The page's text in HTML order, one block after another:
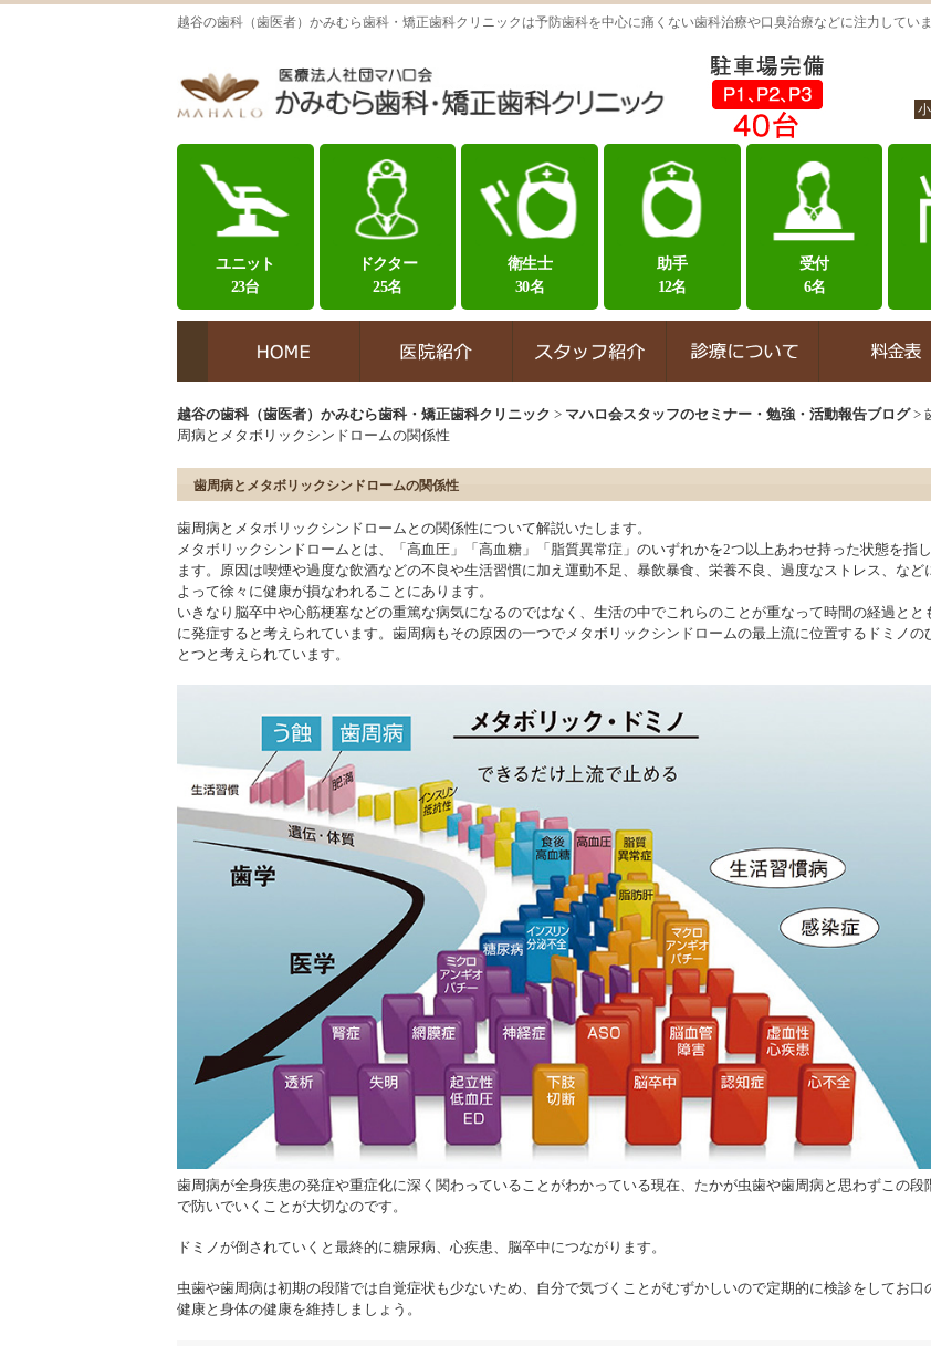
越谷の歯科（歯医者）かみむら歯科・矯正歯科クリニックは予防歯科を中心に痛くない歯科治療や口臭治療などに注力していま
小
ユニット
23台
ドクター
25名
衛生士
30名
助手
12名
受付
6名
越谷の歯科（歯医者）かみむら歯科・矯正歯科クリニック > マハロ会スタッフのセミナー・勉強・活動報告ブログ>
周病とメタボリックシンドロームの関係性
歯周病とメタボリックシンドロームの関係性
歯周病とメタボリックシンドロームとの関係性について解説いたします。
メタボリックシンドロームとは、「高血圧」「高血糖」「脂質異常症」のいずれかを2つ以上あわせ持った状態を指し
ます。原因は喫煙や過度な飲酒などの不良や生活習慣に加え運動不足、暴飲暴食、栄養不良、過度なストレス、など
よって徐々に健康が損なわれることにあります。
いきなり脳卒中や心筋梗塞などの重篤な病気になるのではなく、生活の中でこれらのことが重なって時間の経過とと
に発症すると考えられています。歯周病もその原因の一つでメタボリックシンドロームの最上流に位置するドミノの
とつと考えられています。
歯周病が全身疾患の発症や重症化に深く関わっていることがわかっている現在、たかが虫歯や歯周病と思わずこの段
で防いでいくことが大切なのです。
ドミノが倒されていくと最終的に糖尿病、心疾患、脳卒中につながります。
虫歯や歯周病は初期の段階では自覚症状も少ないため、自分で気づくことがむずかしいので定期的に検診をしてお口
健康と身体の健康を維持しましょう。